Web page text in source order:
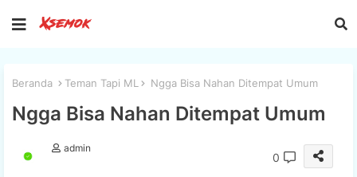
Beranda Teman Tapi ML Ngga Bisa Nahan Ditempat Umum
Ngga Bisa Nahan Ditempat Umum
admin
0